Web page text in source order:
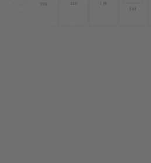
121 120
119
118